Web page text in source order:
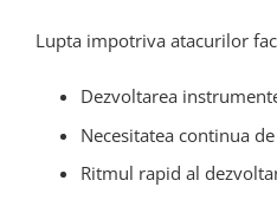
Lupta impotriva atacurilor
Dezvoltarea
Necesitatea continua
Ritmul rapid al